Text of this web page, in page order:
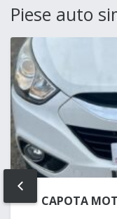
Piese auto
CAPOTA
PREV